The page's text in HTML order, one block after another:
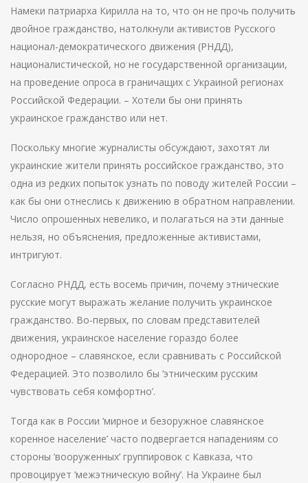
Намеки патриарха Кирилла на то, что он не прочь получить
двойное гражданство, натолкнули активистов Русского
национал-демократического движения (РНДД),
националистической, но не государственной организации,
на проведение опроса в граничащих с Украиной регионах
Российской Федерации. – Хотели бы они принять
украинское гражданство или нет.
Поскольку многие журналисты обсуждают, захотят ли
украинские жители принять российское гражданство, это
одна из редких попыток узнать по поводу жителей России –
как бы они отнеслись к движению в обратном направлении.
Число опрошенных невелико, и полагаться на эти данные
нельзя, но объяснения, предложенные активистами,
интригуют.
Согласно РНДД, есть восемь причин, почему этнические
русские могут выражать желание получить украинское
гражданство. Во-первых, по словам представителей
движения, украинское население гораздо более
однородное – славянское, если сравнивать с Российской
Федерацией. Это позволило бы ‘этническим русским
чувствовать себя комфортно’.
Тогда как в России ‘мирное и безоружное славянское
коренное население’ часто подвергается нападениям со
стороны ‘вооруженных’ группировок с Кавказа, что
провоцирует ‘межэтническую войну’. На Украине был